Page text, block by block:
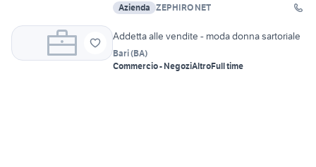
Azienda ZEPHIRO NET
Addetta alle vendite - moda donna sartoriale
Bari(BA)
Commercio - NegoziAltroFull time